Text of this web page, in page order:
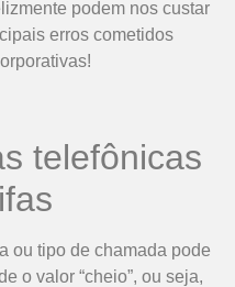
podem nos custar
erros cometidos
telefônicas
ou tipo de chamada pode
o valor “cheio”, ou seja,